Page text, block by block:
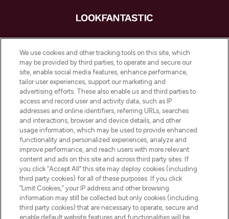
LOOKFANTASTIC ist Europas ultimativer
Beauty-Onlineshop mit den besten
Produkten aus Haut- und Haarpflege
sowie Make-Up von über 200
renommierten Marken. Shoppe online
oder über die App mit kostenloser
Lieferung ab einem Einkaufswert von 30€.
Cookie-Einwilligung
Do Not Sell or Share My Personal
Information
HILFE & INFORMATION
IMPRESSUM
We use cookies and other tracking tools on this site, which
may be provided by third parties, to operate and secure our
site, enable social media features, enhance performance,
tailor user experiences, support our marketing and
advertising efforts. These also enable us and third parties to
access and record user and activity data, such as IP
addresses and online identifiers, referring URLs, searches
and interactions, browser and device details, and other
usage information, which may be used to provide enhanced
functionality and personalized experiences, analyze and
improve performance, and reach users with more relevant
content and ads on this site and across third party sites. If
you click “Accept All” this site may deploy cookies (including
third party cookies) for all of these purposes. If you click
“Limit Cookies,” your IP address and other browsing
information may still be collected but only cookies (including
third party cookies) that are necessary to operate, secure and
enable default website features and functionalities will be